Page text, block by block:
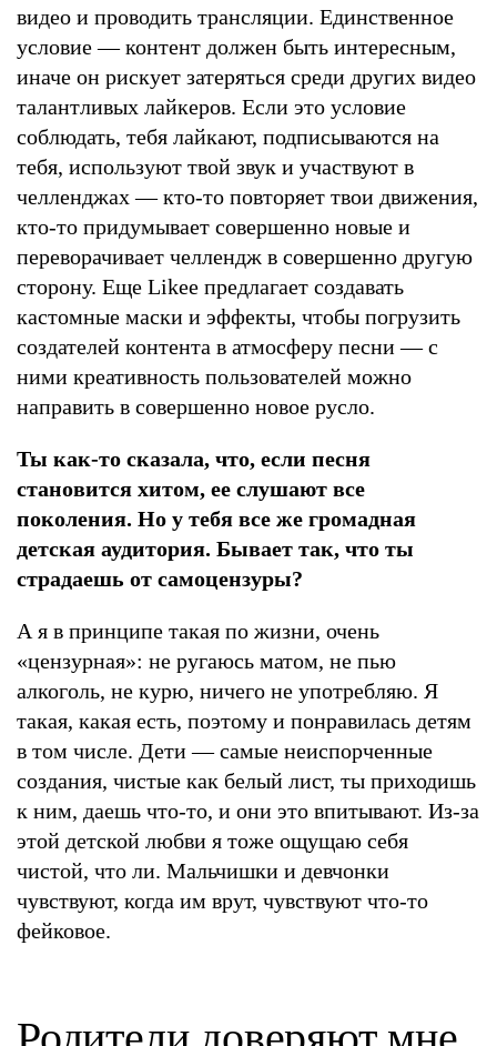
видео и проводить трансляции. Единственное
условие — контент должен быть интересным,
иначе он рискует затеряться среди других видео
талантливых лайкеров. Если это условие
соблюдать, тебя лайкают, подписываются на
тебя, используют твой звук и участвуют в
челленджах — кто-то повторяет твои движения,
кто-то придумывает совершенно новые и
переворачивает челлендж в совершенно другую
сторону. Еще Likee предлагает создавать
кастомные маски и эффекты, чтобы погрузить
создателей контента в атмосферу песни — с
ними креативность пользователей можно
направить в совершенно новое русло.
Ты как-то сказала, что, если песня
становится хитом, ее слушают все
поколения. Но у тебя все же громадная
детская аудитория. Бывает так, что ты
страдаешь от самоцензуры?
А я в принципе такая по жизни, очень
«цензурная»: не ругаюсь матом, не пью
алкоголь, не курю, ничего не употребляю. Я
такая, какая есть, поэтому и понравилась детям
в том числе. Дети — самые неиспорченные
создания, чистые как белый лист, ты приходишь
к ним, даешь что-то, и они это впитывают. Из-за
этой детской любви я тоже ощущаю себя
чистой, что ли. Мальчишки и девчонки
чувствуют, когда им врут, чувствуют что-то
фейковое.